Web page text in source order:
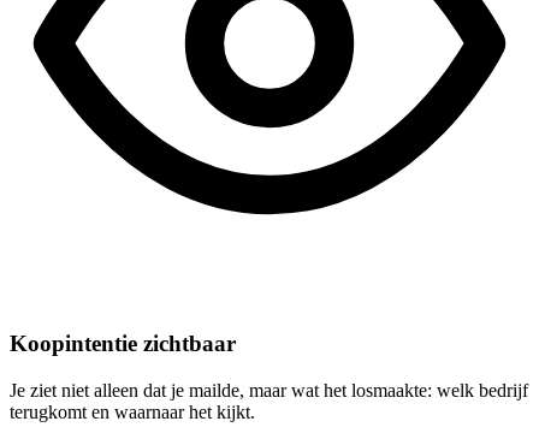
Koopintentie zichtbaar
Je ziet niet alleen dat je mailde, maar wat het losmaakte: welk bedrijf
terugkomt en waarnaar het kijkt.